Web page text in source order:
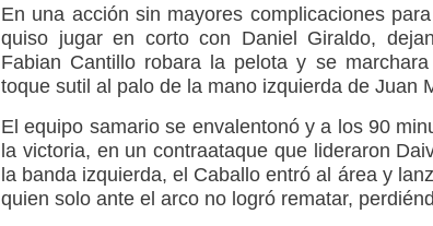
En una acción sin mayores complicaciones
quiso jugar en corto con Daniel Giraldo,
Fabian Cantillo robara la pelota y se
toque sutil al palo de la mano izquierda de Juan
El equipo samario se envalentonó y a los 90
la victoria, en un contraataque que lideraron
la banda izquierda, el Caballo entró al área y
quien solo ante el arco no logró rematar,